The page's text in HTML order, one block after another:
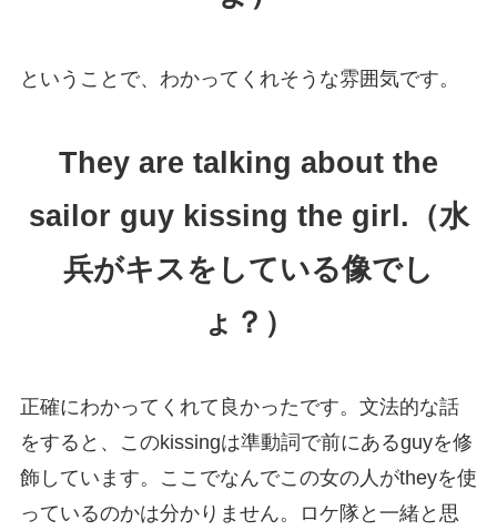
ということで、わかってくれそうな雰囲気です。
They are talking about the
sailor guy kissing the girl.（水
兵がキスをしている像でし
ょ？）
正確にわかってくれて良かったです。文法的な話
をすると、このkissingは準動詞で前にあるguyを修
飾しています。ここでなんでこの女の人がtheyを使
っているのかは分かりません。ロケ隊と一緒と思